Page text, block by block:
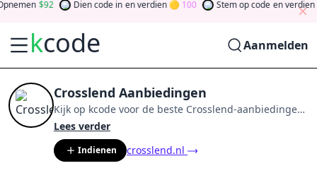
92 Dien code in en verdien 100 Stem op code en verdien
kcode Aanmelden
Crosslend Aanbiedingen
Kijk op kcode voor de beste Crosslend-aanbiedingen
vanaug 2026
tokens door bij te dragen via stemmen, testen, delen
en meer. Drehen Sie den Glücksklee
Sie Geld
Lees verder
Indienen crosslend.nl